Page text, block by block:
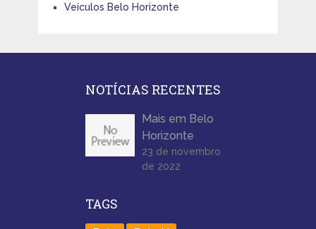
Veículos Belo Horizonte
NOTÍCIAS RECENTES
Mais em Belo
Horizonte
23 de novembro
de 2022
TAGS